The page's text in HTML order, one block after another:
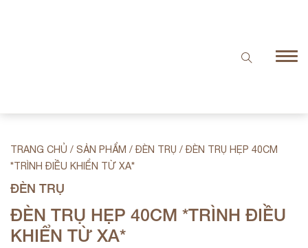
TRANG CHỦ / SẢN PHẨM / ĐÈN TRỤ / ĐÈN TRỤ HẸP 40CM
*TRÌNH ĐIỀU KHIỂN TỪ XA*
ĐÈN TRỤ
ĐÈN TRỤ HẸP 40CM *TRÌNH ĐIỀU
KHIỂN TỪ XA*